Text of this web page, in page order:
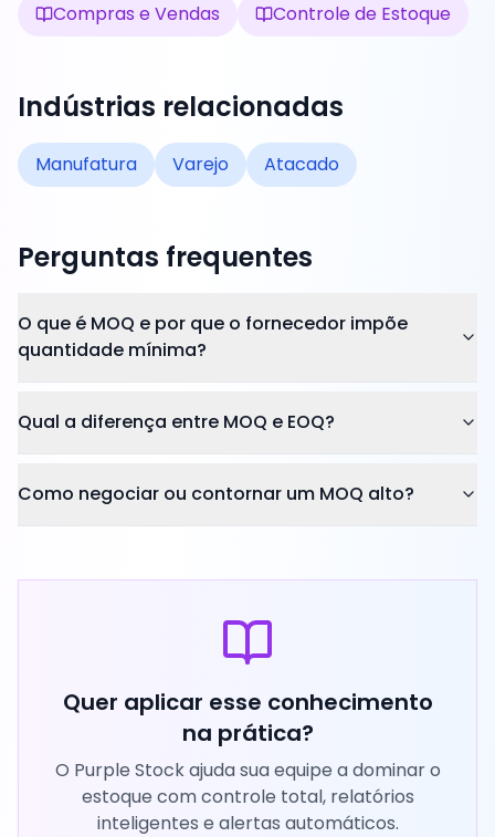
Compras e Vendas Controle de Estoque
Indústrias relacionadas
Manufatura Varejo Atacado
Perguntas frequentes
O que é MOQ e por que o fornecedor impõe
quantidade mínima?
Qual a diferença entre MOQ e EOQ?
Como negociar ou contornar um MOQ alto?
Quer aplicar esse conhecimento
na prática?
O Purple Stock ajuda sua equipe a dominar o
estoque com controle total, relatórios
inteligentes e alertas automáticos.